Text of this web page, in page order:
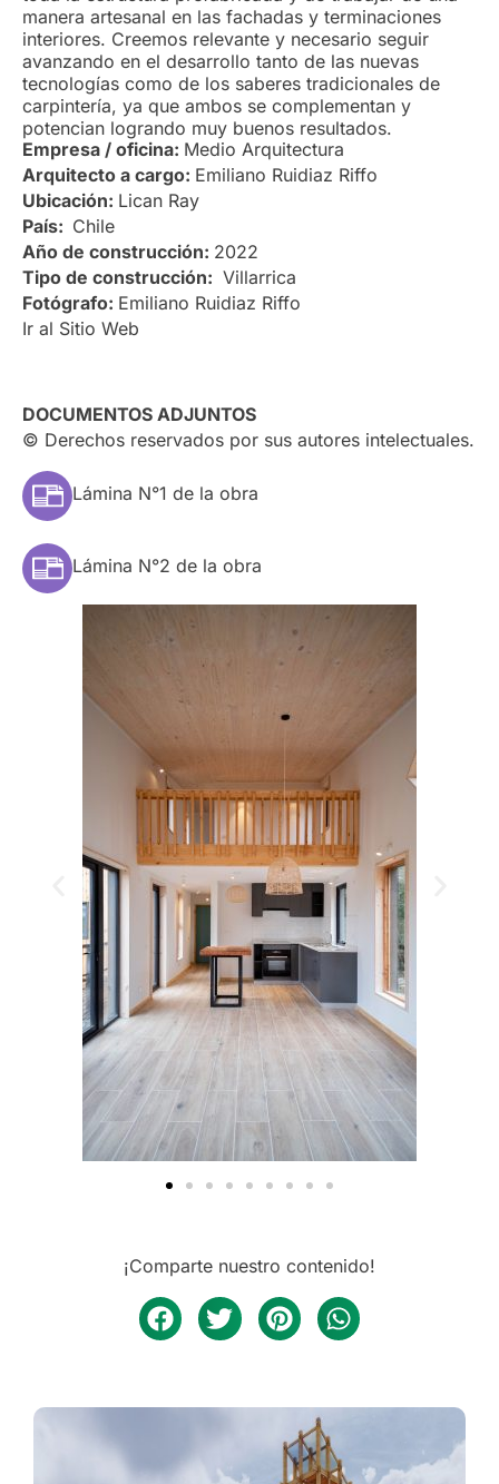
Empresa / oficina: Medio Arquitectura
Arquitecto a cargo: Emiliano Ruidiaz Riffo
Ubicación: Lican Ray
País: Chile
Año de construcción: 2022
Tipo de construcción: Villarrica
Fotógrafo: Emiliano Ruidiaz Riffo
Ir al Sitio Web
DOCUMENTOS ADJUNTOS
© Derechos reservados por sus autores intelectuales.
Lámina N°1 de la obra
Lámina N°2 de la obra
manera artesanal en las fachadas y terminaciones
interiores. Creemos relevante y necesario seguir
avanzando en el desarrollo tanto de las nuevas
tecnologías como de los saberes tradicionales de
carpintería, ya que ambos se complementan y
potencian logrando muy buenos resultados.
¡Comparte nuestro contenido!